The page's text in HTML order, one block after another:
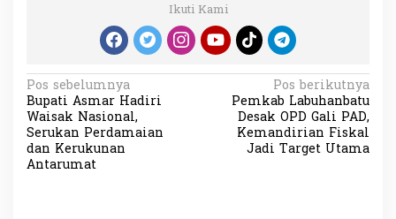
Ikuti Kami
N
a
v
i
Pos sebelumnya
Bupati Asmar Hadiri
Waisak Nasional,
Serukan Perdamaian
dan Kerukunan
Antarumat
Pos berikutnya
Pemkab Labuhanbatu
Desak OPD Gali PAD,
Kemandirian Fiskal
Jadi Target Utama